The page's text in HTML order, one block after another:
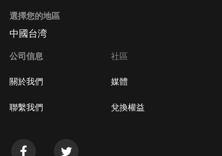
選擇您的地區
中國台湾
公司信息
關於我們
聯繫我們
社區
媒體
兌換權益